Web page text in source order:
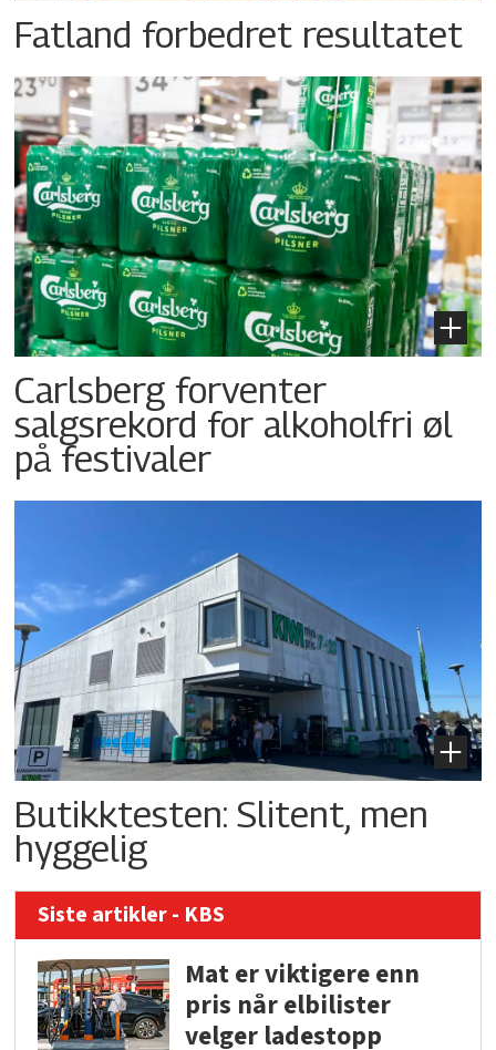
Fatland forbedret resultatet
Carlsberg forventer
salgsrekord for alkoholfri øl
på festivaler
Butikktesten: Slitent, men
hyggelig
Siste artikler - KBS
Mat er viktigere enn
pris når elbilister
velger ladestopp